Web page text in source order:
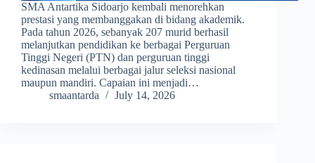
SMA Antartika Sidoarjo kembali menorehkan
prestasi yang membanggakan di bidang akademik.
Pada tahun 2026, sebanyak 207 murid berhasil
melanjutkan pendidikan ke berbagai Perguruan
Tinggi Negeri (PTN) dan perguruan tinggi
kedinasan melalui berbagai jalur seleksi nasional
maupun mandiri. Capaian ini menjadi…
smaantarda
July 14, 2026